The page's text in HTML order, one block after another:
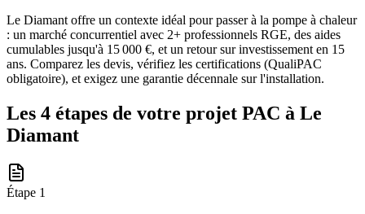
Le Diamant offre un contexte idéal pour passer à la pompe à chaleur
: un marché concurrentiel avec 2+ professionnels RGE, des aides
cumulables jusqu'à 15 000 €, et un retour sur investissement en 15
ans. Comparez les devis, vérifiez les certifications (QualiPAC
obligatoire), et exigez une garantie décennale sur l'installation.
Les 4 étapes de votre projet PAC à Le
Diamant
Étape 1